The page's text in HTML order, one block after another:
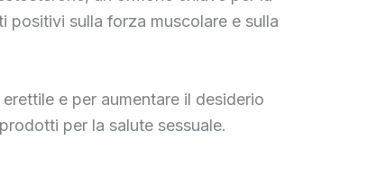
positivi sulla forza muscolare e sulla
e per aumentare il desiderio
per la salute sessuale.